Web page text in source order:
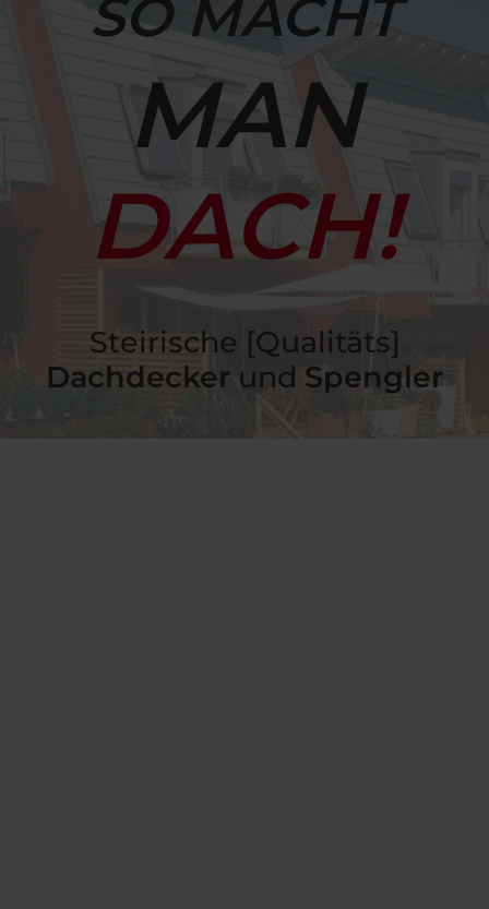
SO MACHT
MAN
DACH!
Steirische [Qualitäts]
Dachdecker und Spengler